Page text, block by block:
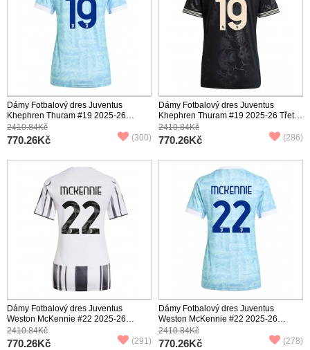
Dámy Fotbalový dres Juventus
Khephren Thuram #19 2025-26
Venkovní Krátký Rukáv
2410.84Kč
770.26Kč (300)
Dámy Fotbalový dres Juventus
Khephren Thuram #19 2025-26 Třetí
Krátký Rukáv
2410.84Kč
770.26Kč (286)
Dámy Fotbalový dres Juventus
Weston McKennie #22 2025-26
Domácí Krátký Rukáv
2410.84Kč
770.26Kč (291)
Dámy Fotbalový dres Juventus
Weston McKennie #22 2025-26
Venkovní Krátký Rukáv
2410.84Kč
770.26Kč (278)